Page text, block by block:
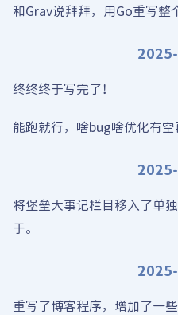
和Grav说拜拜，用Go重写整
终终终于写完了！
能跑就行，啥bug啥优化有空
将堡垒大事记栏目移入了单
于。
重写了博客程序，增加了一